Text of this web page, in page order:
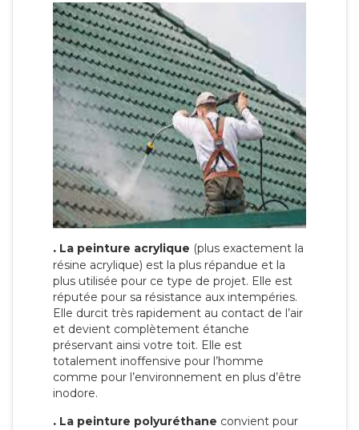
. La peinture acrylique (plus exactement la
résine acrylique) est la plus répandue et la
plus utilisée pour ce type de projet. Elle est
réputée pour sa résistance aux intempéries.
Elle durcit très rapidement au contact de l’air
et devient complètement étanche
préservant ainsi votre toit. Elle est
totalement inoffensive pour l’homme
comme pour l’environnement en plus d’être
inodore.
. La peinture polyuréthane convient pour